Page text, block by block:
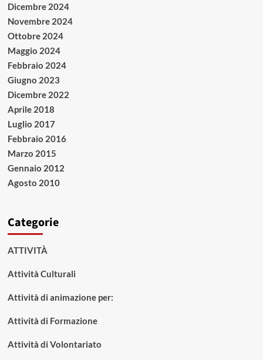
Dicembre 2024
Novembre 2024
Ottobre 2024
Maggio 2024
Febbraio 2024
Giugno 2023
Dicembre 2022
Aprile 2018
Luglio 2017
Febbraio 2016
Marzo 2015
Gennaio 2012
Agosto 2010
Categorie
ATTIVITÀ
Attività Culturali
Attività di animazione per:
Attività di Formazione
Attività di Volontariato